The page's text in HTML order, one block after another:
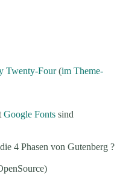
Twenty-Four(im Theme-
Google Fonts sind
4 Phasen von Gutenberg ?